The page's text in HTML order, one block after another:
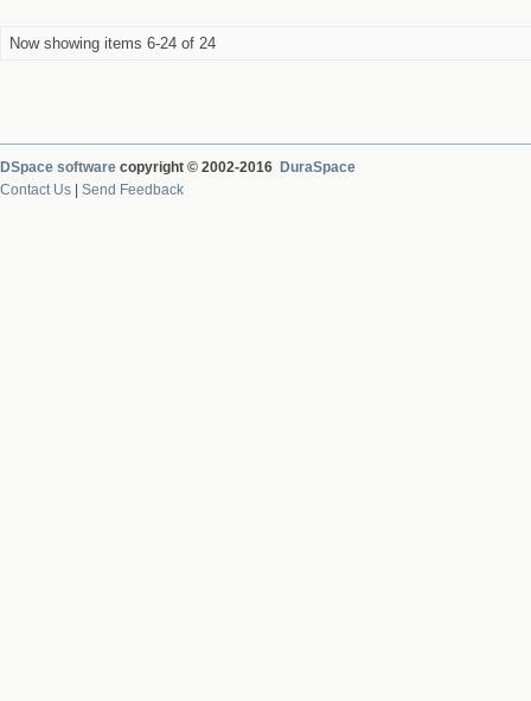
Now showing items 6-24 of 24
DSpace software copyright © 2002-2016 DuraSpace
Contact Us
Send Feedback